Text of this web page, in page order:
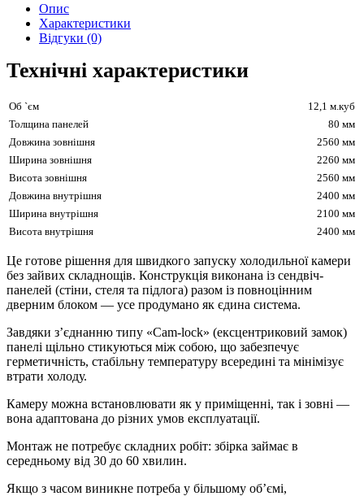
Опис
Характеристики
Відгуки (0)
Технічні характеристики
Об `єм
12,1 м.куб
Толщина панелей
80 мм
Довжина зовнішня
2560 мм
Ширина зовнішня
2260 мм
Висота зовнішня
2560 мм
Довжина внутрішня
2400 мм
Ширина внутрішня
2100 мм
Висота внутрішня
2400 мм
Це готове рішення для швидкого запуску холодильної камери
без зайвих складнощів. Конструкція виконана із сендвіч-
панелей (стіни, стеля та підлога) разом із повноцінним
дверним блоком — усе продумано як єдина система.
Завдяки з’єднанню типу «Cam-lock» (ексцентриковий замок)
панелі щільно стикуються між собою, що забезпечує
герметичність, стабільну температуру всередині та мінімізує
втрати холоду.
Камеру можна встановлювати як у приміщенні, так і зовні —
вона адаптована до різних умов експлуатації.
Монтаж не потребує складних робіт: збірка займає в
середньому від 30 до 60 хвилин.
Якщо з часом виникне потреба у більшому об’ємі,